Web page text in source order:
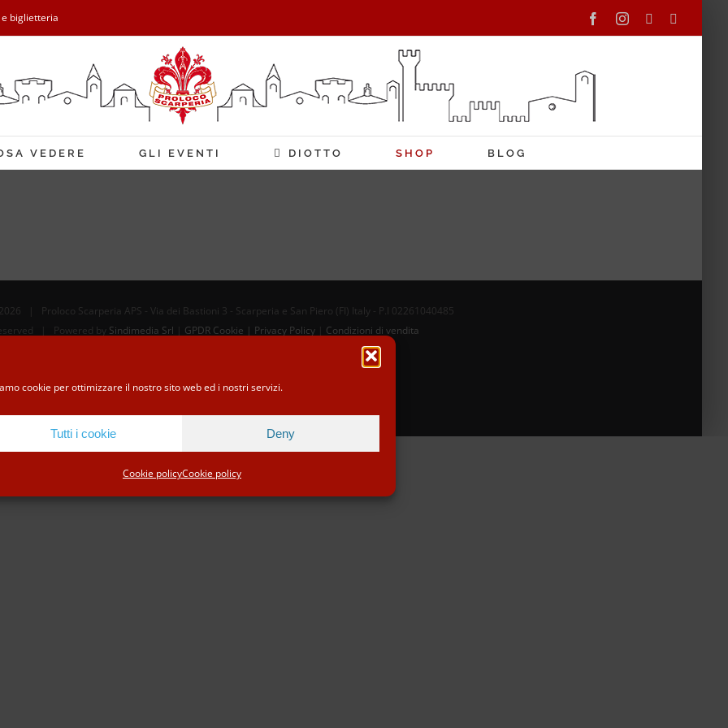
cookie per ottimizzare il nostro sito web ed i nostri servizi.
Tutti i cookie Deny
Cookie policyCookie policy
biglietteria FacebookInstagramTripadvisor
VEDERE GLI EVENTI DIOTTO SHOP BLOG
| Proloco Scarperia APS - Via dei Bastioni 3 - Scarperia e San Piero (FI) Italy - P.I 02261040485
| Powered by Sindimedia Srl GPDR Cookie | Privacy Policy Condizioni di vendita